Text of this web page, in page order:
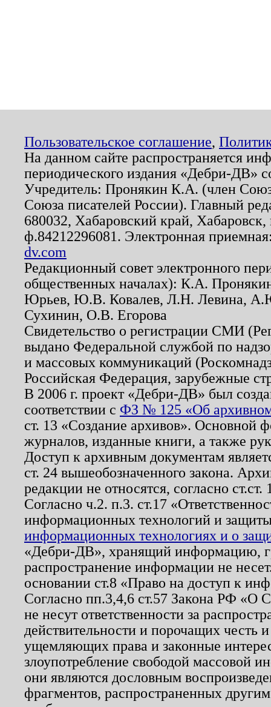
Пользовательское соглашение,
На данном сайте распространяется
периодического издания «Дебри-ДВ»
Учредитель: Пронякин К.А. (член
Союза писателей России). Главный
680032, Хабаровский край,
ф.84212296081. Электронная
dv.com
Редакционный совет электронного
общественных началах): К.А.
Юрьев, Ю.В. Ковалев, Л.Н. Левина,
Сухинин, О.В. Егорова
Свидетельство о регистрации СМИ
выдано Федеральной службой по
и массовых коммуникаций
Российская Федерация, зарубежные
В 2006 г. проект «Дебри-ДВ» был
соответствии с ФЗ № 125 «Об
ст. 13 «Создание архивов». Основной
журналов, изданные книги, а также
Доступ к архивным документам
ст. 24 вышеобозначенного закона.
редакции не относятся, согласно
Согласно ч.2. п.3. ст.17
информационных технологий и
информационных технологиях и о
«Дебри-ДВ», хранящий информацию,
распространение информации не
основании ст.8 «Право на доступ к
Согласно пп.3,4,6 ст.57 Закона РФ «О
не несут ответственности за
действительности и порочащих честь
ущемляющих права и законные
злоупотребление свободой массовой
они являются дословным
фрагментов, распространенных